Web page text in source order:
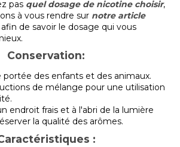
pas quel dosage de nicotine choisir,
à vous rendre sur notre article
de savoir le dosage qui vous
Conservation:
portée des enfants et des animaux.
de mélange pour une utilisation
endroit frais et à l'abri de la lumière
la qualité des arômes.
: